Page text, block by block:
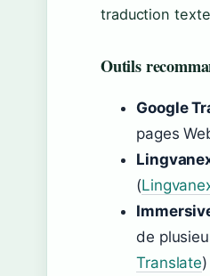
traduction
Outils
Google
pages
(
de
Translate)